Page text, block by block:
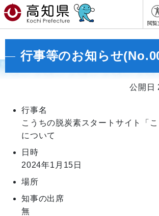
閲覧
行事等のお知らせ
公開日
行事名
こうちの脱炭素スタートサイト「
について
日時
2024年1月15日
場所
知事の出席
無